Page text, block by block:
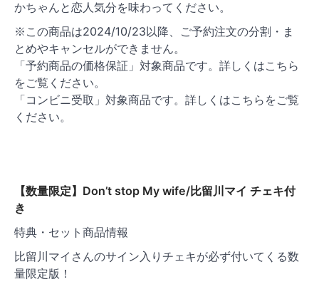
かちゃんと恋人気分を味わってください。
※この商品は2024/10/23以降、ご予約注文の分割・ま
とめやキャンセルができません。
「予約商品の価格保証」対象商品です。詳しくはこちら
をご覧ください。
「コンビニ受取」対象商品です。詳しくはこちらをご覧
ください。
【数量限定】Don’t stop My wife/比留川マイ チェキ付
き
特典・セット商品情報
比留川マイさんのサイン入りチェキが必ず付いてくる数
量限定版！